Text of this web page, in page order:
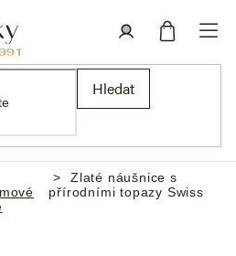
Hledat
Zlaté náušnice s
přírodními topazy Swiss